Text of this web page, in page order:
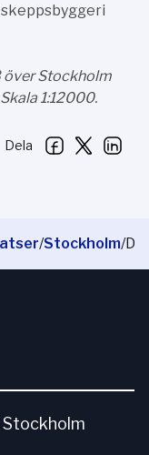
över Stockholm
1:12000.
Dela
/Stockholm/